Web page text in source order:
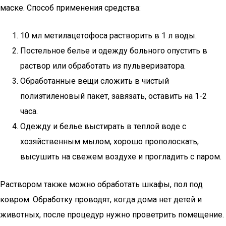
маске. Способ применения средства:
10 мл метилацетофоса растворить в 1 л воды.
Постельное белье и одежду больного опустить в
раствор или обработать из пульверизатора.
Обработанные вещи сложить в чистый
полиэтиленовый пакет, завязать, оставить на 1-2
часа.
Одежду и белье выстирать в теплой воде с
хозяйственным мылом, хорошо прополоскать,
высушить на свежем воздухе и прогладить с паром.
Раствором также можно обработать шкафы, пол под
ковром. Обработку проводят, когда дома нет детей и
животных, после процедур нужно проветрить помещение.